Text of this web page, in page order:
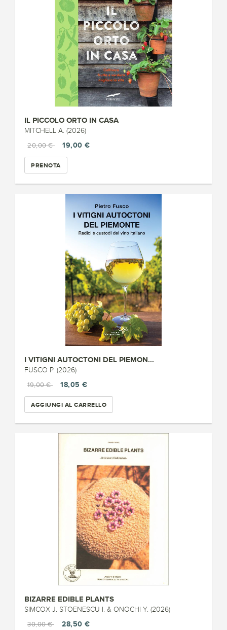
IL PICCOLO ORTO IN CASA
MITCHELL A. (2026)
20,00 €
19,00 €
PRENOTA
I VITIGNI AUTOCTONI DEL PIEMON...
FUSCO P. (2026)
19,00 €
18,05 €
AGGIUNGI AL CARRELLO
BIZARRE EDIBLE PLANTS
SIMCOX J. STOENESCU I. & ONOCHI Y. (2026)
30,00 €
28,50 €